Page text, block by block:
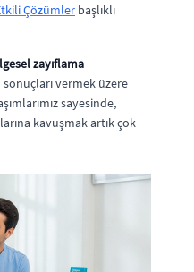
Çözümler başlıklı
zayıflama
vermek üzere
sayesinde,
kavuşmak artık çok